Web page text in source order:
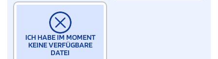
ICH HABE IM MOMENT
KEINE VERFÜGBARE
DATEI